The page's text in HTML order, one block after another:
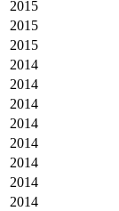
2015
2015
2015
2014
2014
2014
2014
2014
2014
2014
2014